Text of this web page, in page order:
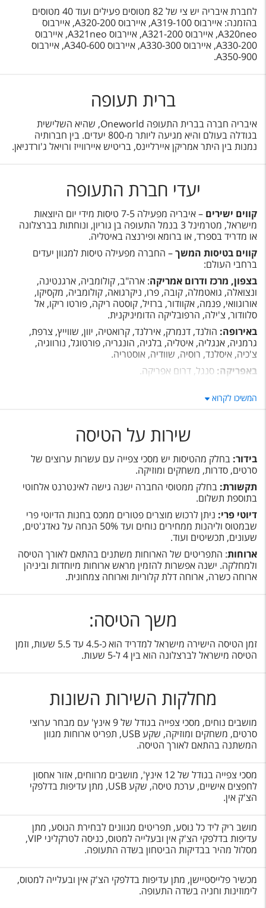
לחברת איבריה יש צי של 82 מטוסים פעילים ועוד 40 מטוסים
בהזמנה: איירבוס A319-100, איירבוס A320-200, איירבוס
A320neo, איירבוס A321-200, איירבוס A321neo, איירבוס
A330-200, איירבוס A330-300, איירבוס A340-600, איירבוס
A350-900.
ברית תעופה
איבריה חברה בברית התעופה Oneworld, שהיא השלישית
בגודלה בעולם והיא מגיעה ליותר מ-800 יעדים. בין חברותיה
נמנות בין היתר אמריקן איירליינס, בריטיש איירווייז ורויאל ג'ורדניאן.
יעדי חברת התעופה
קווים ישירים
– איבריה מפעילה 7-5 טיסות מידי יום היוצאות
מישראל, מטרמינל 3 בנמל התעופה בן גוריון, ונוחתות בברצלונה
או מדריד בספרד, או ברומא ופירנצה באיטליה.
קווים בטיסות המשך– החברה מפעילה טיסות למגוון יעדים
ברחבי העולם:
בצפון, מרכז ודרום אמריקה: ארה"ב, קולומביה, ארגנטינה,
ונצואלה, גואטמלה, קובה, פרו, ניקרגואה, קולומביה, מקסיקו,
אורוגוואי, פנמה, אקוודור, ברזיל, קוסטה ריקה, פורטו ריקו, אל
סלוודור, צ'ילה, הרפובליקה הדומיניקנית.
באירופה: הולנד, דנמרק, אירלנד, קרואטיה, יוון, שווייץ, צרפת,
גרמניה, אנגליה, איטליה, בלגיה, הונגריה, פורטוגל, נורווגיה,
צ'כיה, איסלנד, רוסיה, שוודיה, אוסטריה.
באפריקה: סנגל, דרום אפריקה.
במזרח התיכון:
המשיכו לקרוא
שירות על הטיסה
בידור: בחלק מהטיסות יש מסכי צפייה עם עשרות ערוצים של
סרטים, סדרות, משחקים ומוזיקה.
תקשורת: בחלק ממטוסי החברה ישנה גישה לאינטרנט אלחוטי
בתוספת תשלום.
דיוטי פרי: ניתן לרכוש מוצרים פטורים ממכס בחנות הדיוטי פרי
שבמטוס וליהנות ממחירים נוחים ועד 50% הנחה על גאדג'טים,
שעונים, תכשיטים ועוד.
ארוחות: התפריטים של הארוחות משתנים בהתאם לאורך הטיסה
ולמחלקה. ישנה אפשרות להזמין מראש ארוחות מיוחדות וביניהן
ארוחה כשרה, ארוחה דלת קלוריות וארוחה צמחונית.
משך הטיסה:
זמן הטיסה הישירה מישראל למדריד הוא כ-4.5 עד 5.5 שעות, וזמן
הטיסה מישראל לברצלונה הוא בין 4 ל-5 שעות.
מחלקות השירות השונות
מושבים נוחים, מסכי צפייה בגודל של 9 אינץ' עם מבחר ערוצי
סרטים, משחקים ומוזיקה, שקע USB
, תפריט ארוחות מגוון
המשתנה בהתאם לאורך הטיסה.
מסכי צפייה בגודל של 12 אינץ', מושבים מרווחים, אזור אחסון
לחפצים אישיים, ערכת טיסה, שקע USB
, מתן עדיפות בדלפקי
הצ'ק אין.
מושב ריק ליד כל נוסע, תפריטים מגוונים לבחירת הנוסע, מתן
עדיפות בדלפקי הצ'ק אין ובעלייה למטוס, כניסה לטרקליני VIP
,
מסלול מהיר בבדיקות הביטחון בשדה התעופה.
מכשיר פלייסטיישן, מתן עדיפות בדלפקי הצ'ק אין ובעלייה למטוס,
לימוזינות וחניה בשדה התעופה.